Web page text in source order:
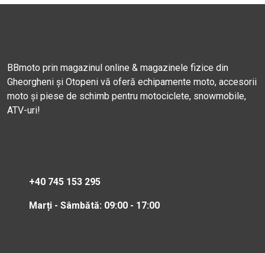
BBmoto prin magazinul online & magazinele fizice din
Gheorgheni și Otopeni vă oferă echipamente moto, accesorii
moto și piese de schimb pentru motociclete, snowmobile,
ATV-uri!
+40 745 153 295
Marți - Sâmbătă: 09:00 - 17:00